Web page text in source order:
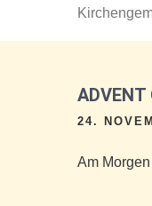
ADVENT
24.
Am